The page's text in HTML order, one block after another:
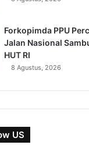
Forkopimda PPU
Jalan Nasional
HUT RI
8 Agustus, 2026
US